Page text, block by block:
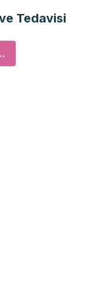
Tedavisi